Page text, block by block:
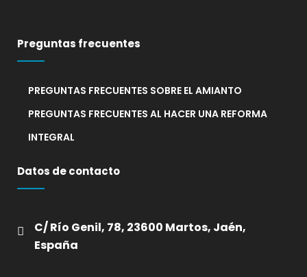
Preguntas frecuentes
PREGUNTAS FRECUENTES SOBRE EL AMIANTO
PREGUNTAS FRECUENTES AL HACER UNA REFORMA
INTEGRAL
Datos de contacto
C/ Río Genil, 78, 23600 Martos, Jaén,
España